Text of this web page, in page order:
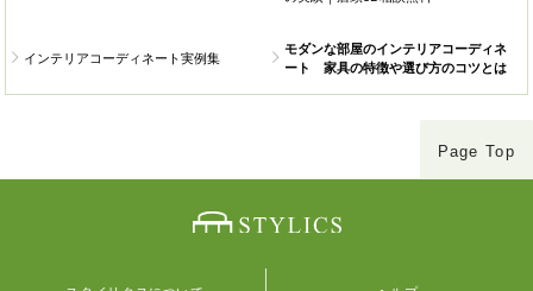
インテリアコーディネート実例集
モダンな部屋のインテリアコーディネ
ート 家具の特徴や選び方のコツとは
Page Top